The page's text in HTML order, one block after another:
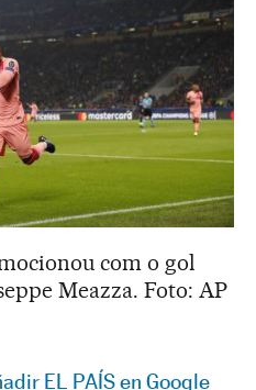
com o gol
Meazza. Foto: AP
EL PAÍS en Google